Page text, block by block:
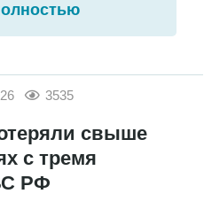
3535
свыше
с тремя
РФ